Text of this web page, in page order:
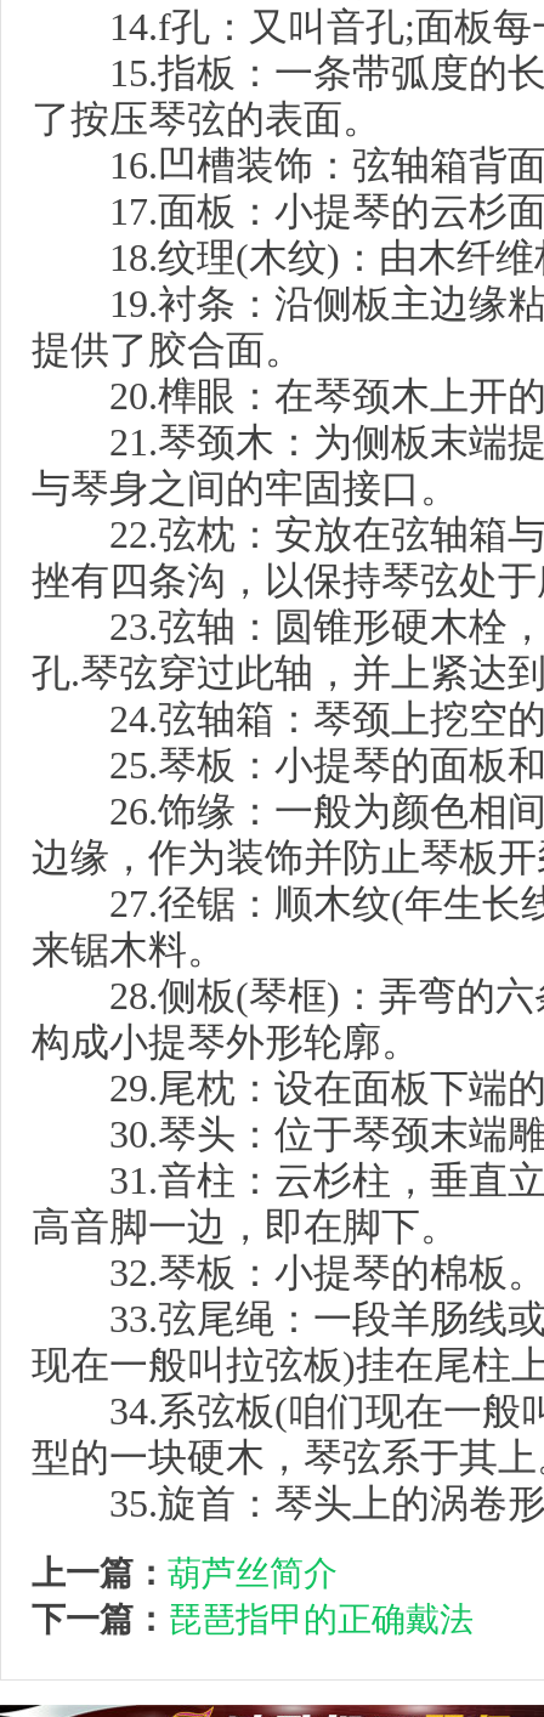
14.f孔：又叫音孔;面板每
15.指板：一条带弧度的长
了按压琴弦的表面。
16.凹槽装饰：弦轴箱背面
17.面板：小提琴的云杉面
18.纹理(木纹)：由木纤维
19.衬条：沿侧板主边缘粘
提供了胶合面。
20.榫眼：在琴颈木上开的
21.琴颈木：为侧板末端提
与琴身之间的牢固接口。
22.弦枕：安放在弦轴箱与
挫有四条沟，以保持琴弦处
23.弦轴：圆锥形硬木栓，
孔.琴弦穿过此轴，并上紧达
24.弦轴箱：琴颈上挖空的
25.琴板：小提琴的面板
26.饰缘：一般为颜色相间
边缘，作为装饰并防止琴板
27.径锯：顺木纹(年生长
来锯木料。
28.侧板(琴框)：弄弯的六
构成小提琴外形轮廓。
29.尾枕：设在面板下端的
30.琴头：位于琴颈末端雕
31.音柱：云杉柱，垂直立
高音脚一边，即在脚下。
32.琴板：小提琴的棉板
33.弦尾绳：一段羊肠线或
现在一般叫拉弦板)挂在尾柱
34.系弦板(咱们现在一般
型的一块硬木，琴弦系于其
35.旋首：琴头上的涡卷
上一篇： 葫芦丝简介
下一篇： 琵琶指甲的正确戴法